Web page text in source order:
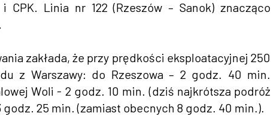
CPK. Linia nr 122 (Rzeszów – Sanok) znacząco
zakłada, że przy prędkości eksploatacyjnej 250
z Warszawy: do Rzeszowa – 2 godz. 40 min.
Woli - 2 godz. 10 min. (dziś najkrótsza podróż
25 min. (zamiast obecnych 8 godz. 40 min.).